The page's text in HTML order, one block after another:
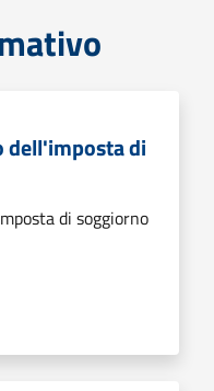
dell'imposta di
di soggiorno